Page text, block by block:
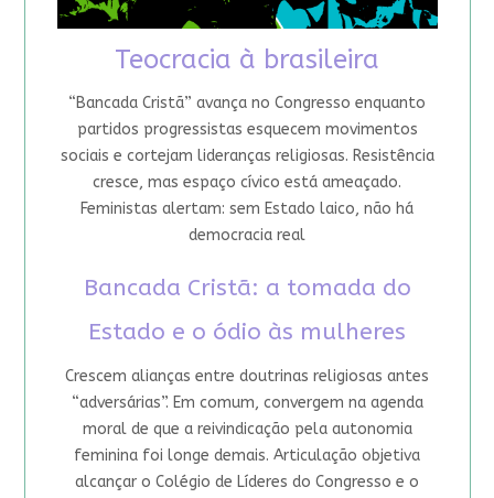
Teocracia à brasileira
“Bancada Cristã” avança no Congresso enquanto
partidos progressistas esquecem movimentos
sociais e cortejam lideranças religiosas. Resistência
cresce, mas espaço cívico está ameaçado.
Feministas alertam: sem Estado laico, não há
democracia real
Bancada Cristã: a tomada do
Estado e o ódio às mulheres
Crescem alianças entre doutrinas religiosas antes
“adversárias”. Em comum, convergem na agenda
moral de que a reivindicação pela autonomia
feminina foi longe demais. Articulação objetiva
alcançar o Colégio de Líderes do Congresso e o